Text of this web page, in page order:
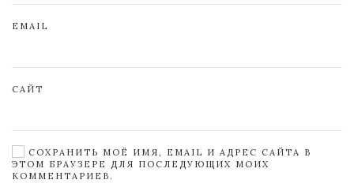
EMAIL
САЙТ
СОХРАНИТЬ МОЁ ИМЯ, EMAIL И АДРЕС САЙТА В
ЭТОМ БРАУЗЕРЕ ДЛЯ ПОСЛЕДУЮЩИХ МОИХ
КОММЕНТАРИЕВ.